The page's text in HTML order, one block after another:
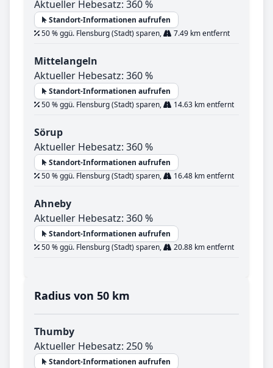
Aktueller Hebesatz: 360 %
Standort-Informationen aufrufen
50 % ggü. Flensburg (Stadt) sparen,
7.49 km entfernt
Mittelangeln
Aktueller Hebesatz: 360 %
Standort-Informationen aufrufen
50 % ggü. Flensburg (Stadt) sparen,
14.63 km entfernt
Sörup
Aktueller Hebesatz: 360 %
Standort-Informationen aufrufen
50 % ggü. Flensburg (Stadt) sparen,
16.48 km entfernt
Ahneby
Aktueller Hebesatz: 360 %
Standort-Informationen aufrufen
50 % ggü. Flensburg (Stadt) sparen,
20.88 km entfernt
Radius von 50 km
Thumby
Aktueller Hebesatz: 250 %
Standort-Informationen aufrufen